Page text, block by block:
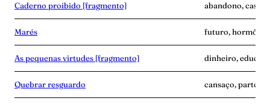
Caderno proibido [fragmento] abandono,
Marés futuro,
As pequenas virtudes [fragmento] dinheiro,
Quebrar resguardo cansaço, parto,